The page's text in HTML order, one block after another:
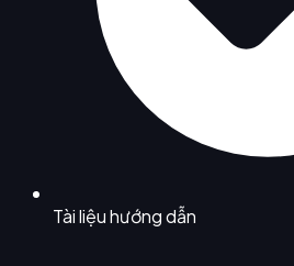
Tài liệu hướng dẫn